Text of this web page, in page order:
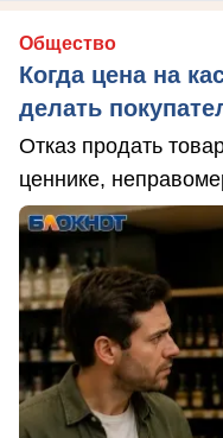
Общество
Когда цена на
делать
Отказ продать
ценнике,